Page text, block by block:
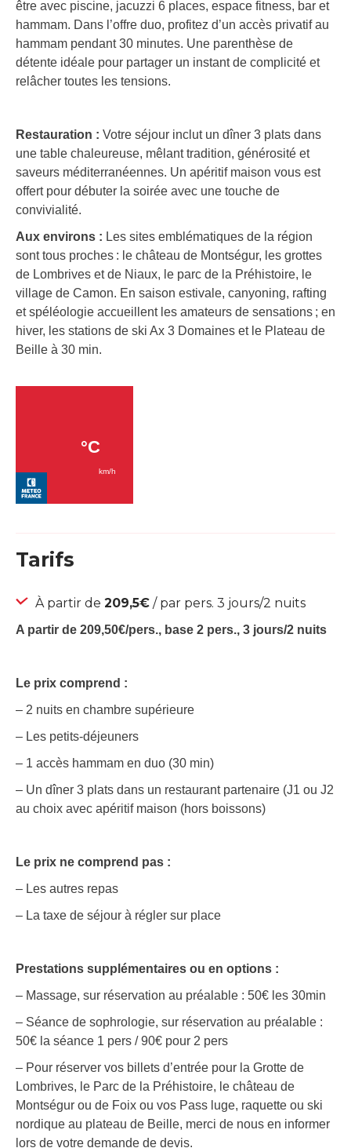
être avec piscine, jacuzzi 6 places, espace fitness, bar et
hammam. Dans l’offre duo, profitez d’un accès privatif au
hammam pendant 30 minutes. Une parenthèse de
détente idéale pour partager un instant de complicité et
relâcher toutes les tensions.
Restauration : Votre séjour inclut un dîner 3 plats dans
une table chaleureuse, mêlant tradition, générosité et
saveurs méditerranéennes. Un apéritif maison vous est
offert pour débuter la soirée avec une touche de
convivialité.
Aux environs : Les sites emblématiques de la région
sont tous proches : le château de Montségur, les grottes
de Lombrives et de Niaux, le parc de la Préhistoire, le
village de Camon. En saison estivale, canyoning, rafting
et spéléologie accueillent les amateurs de sensations ; en
hiver, les stations de ski Ax 3 Domaines et le Plateau de
Beille à 30 min.
Tarifs
À partir de 209,5€ / par pers. 3 jours/2 nuits
A partir de 209,50€/pers., base 2 pers., 3 jours/2 nuits
Le prix comprend :
– 2 nuits en chambre supérieure
– Les petits-déjeuners
– 1 accès hammam en duo (30 min)
– Un dîner 3 plats dans un restaurant partenaire (J1 ou J2
au choix avec apéritif maison (hors boissons)
Le prix ne comprend pas :
– Les autres repas
– La taxe de séjour à régler sur place
Prestations supplémentaires ou en options :
– Massage, sur réservation au préalable : 50€ les 30min
– Séance de sophrologie, sur réservation au préalable :
50€ la séance 1 pers / 90€ pour 2 pers
– Pour réserver vos billets d’entrée pour la Grotte de
Lombrives, le Parc de la Préhistoire, le château de
Montségur ou de Foix ou vos Pass luge, raquette ou ski
nordique au plateau de Beille, merci de nous en informer
lors de votre demande de devis.